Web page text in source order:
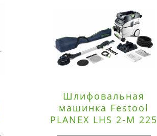
Шлифовальная
машинка Festool
PLANEX LHS 2-M 225